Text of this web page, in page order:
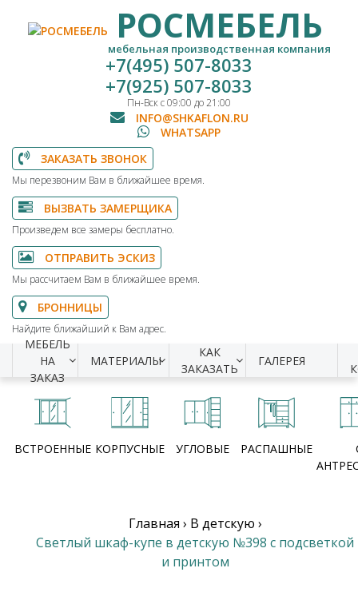
РОСМЕБЕЛЬ
мебельная производственная компания
+7(495) 507-8033
+7(925) 507-8033
Пн-Вск с 09:00 до 21:00
INFO@SHKAFLON.RU
WHATSAPP
ЗАКАЗАТЬ ЗВОНОК
Мы перезвоним Вам в ближайшее время.
ВЫЗВАТЬ ЗАМЕРЩИКА
Произведем все замеры бесплатно.
ОТПРАВИТЬ ЭСКИЗ
Мы рассчитаем Вам в ближайшее время.
БРОННИЦЫ
Найдите ближайший к Вам адрес.
МЕБЕЛЬ
НА
ЗАКАЗ
МАТЕРИАЛЫ
КАК
ЗАКАЗАТЬ
ГАЛЕРЕЯ
ВСТРОЕННЫЕ КОРПУСНЫЕ УГЛОВЫЕ РАСПАШНЫЕ
Главная › В детскую ›
Светлый шкаф-купе в детскую №398 с подсветкой
и принтом